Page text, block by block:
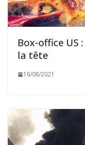
Box-office US
la tête
16/08/2021